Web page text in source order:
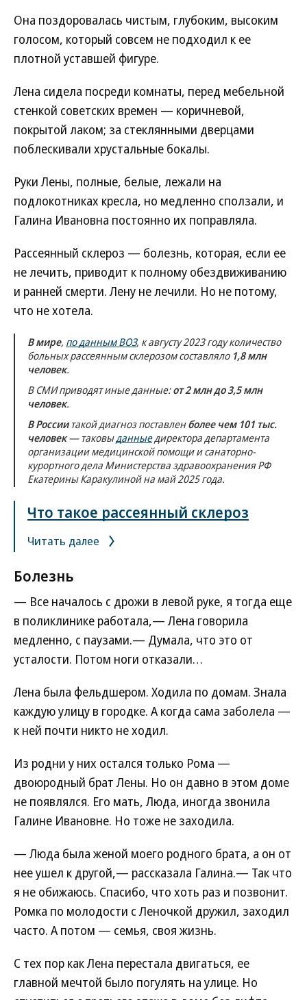
Она поздоровалась чистым, глубоким, высоким
голосом, который совсем не подходил к ее
плотной уставшей фигуре.
Лена сидела посреди комнаты, перед мебельной
стенкой советских времен — коричневой,
покрытой лаком; за стеклянными дверцами
поблескивали хрустальные бокалы.
Руки Лены, полные, белые, лежали на
подлокотниках кресла, но медленно сползали, и
Галина Ивановна постоянно их поправляла.
Рассеянный склероз — болезнь, которая, если ее
не лечить, приводит к полному обездвиживанию
и ранней смерти. Лену не лечили. Но не потому,
что не хотела.
В мире, по данным ВОЗ, к августу 2023 году количество
больных рассеянным склерозом составляло 1,8 млн
человек.
В СМИ приводят иные данные:от 2 млн до 3,5 млн
человек.
В Россиитакой диагноз поставленболее чем 101 тыс.
человек— таковыданныедиректора департамента
организации медицинской помощи и санаторно-
курортного дела Министерства здравоохранения РФ
Екатерины Каракулиной на май 2025 года.
Что такое рассеянный склероз
Читать далее
Болезнь
— Все началось с дрожи в левой руке, я тогда еще
в поликлинике работала,— Лена говорила
медленно, с паузами.— Думала, что это от
усталости. Потом ноги отказали…
Лена была фельдшером. Ходила по домам. Знала
каждую улицу в городке. А когда сама заболела —
к ней почти никто не ходил.
Из родни у них остался только Рома —
двоюродный брат Лены. Но он давно в этом доме
не появлялся. Его мать, Люда, иногда звонила
Галине Ивановне. Но тоже не заходила.
— Люда была женой моего родного брата, а он от
нее ушел к другой,— рассказала Галина.— Так что
я не обижаюсь. Спасибо, что хоть раз и позвонит.
Ромка по молодости с Леночкой дружил, заходил
часто. А потом — семья, своя жизнь.
С тех пор как Лена перестала двигаться, ее
главной мечтой было погулять на улице. Но